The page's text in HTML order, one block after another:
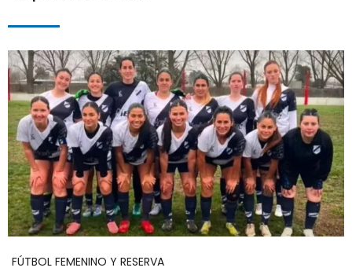
FÚTBOL FEMENINO Y RESERVA